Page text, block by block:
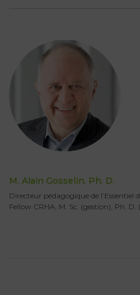
M. Alain Gosselin, Ph. D.
Directeur pédagogique de l’Essentiel
Fellow CRHA, M. Sc. (gestion), Ph.